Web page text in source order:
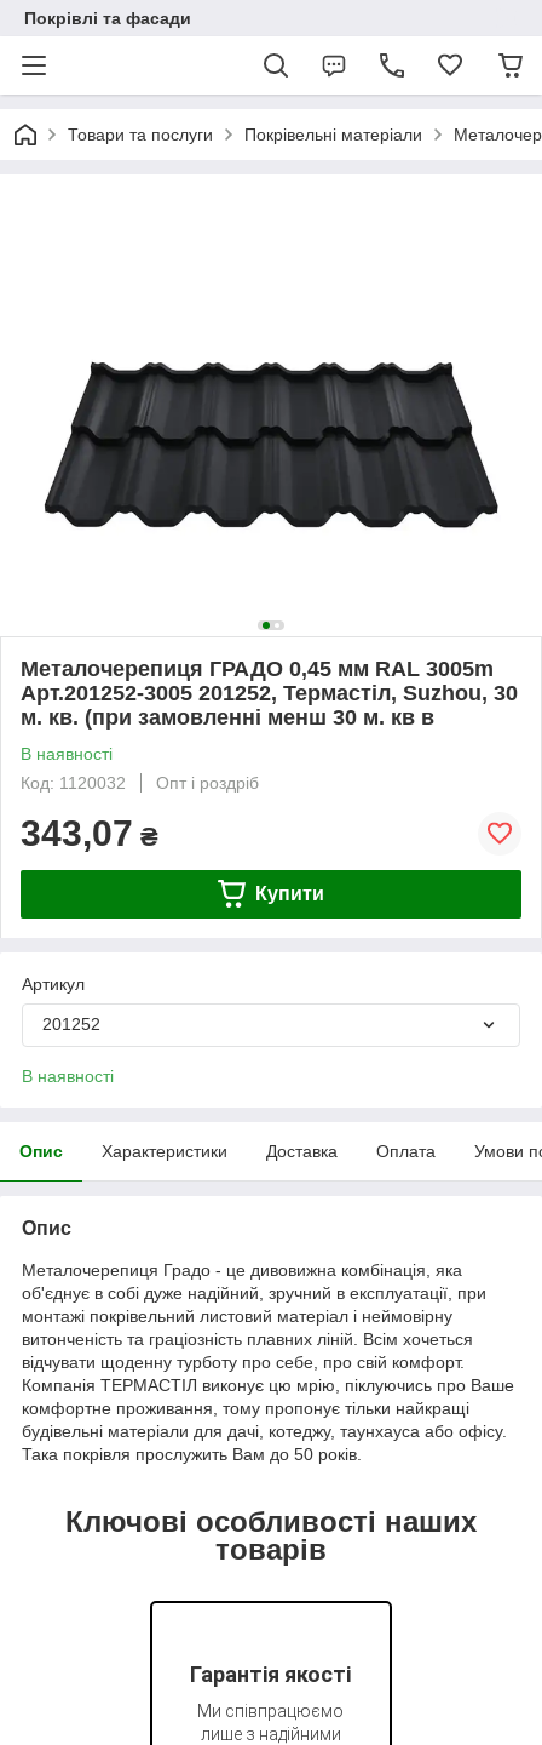
Покрівлі та фасади
Товари та послуги Покрівельні матеріали
Металочерепиця ГРАДО 0,45 мм RAL 3005m
Арт.201252-3005 201252, Термастіл, Suzhou, 30
м. кв. (при замовленні менш 30 м. кв в
В наявності
Код: 1120032
Опт і роздріб
343,07 ₴
Купити
Артикул
201252
В наявності
Опис Характеристики Доставка Оплата Умови
Опис
Металочерепиця Градо - це дивовижна комбінація, яка
об'єднує в собі дуже надійний, зручний в експлуатації, при
монтажі покрівельний листовий матеріал і неймовірну
витонченість та граціозність плавних ліній. Всім хочеться
відчувати щоденну турботу про себе, про свій комфорт.
Компанія ТЕРМАСТІЛ виконує цю мрію, піклуючись про Ваше
комфортне проживання, тому пропонує тільки найкращі
будівельні матеріали для дачі, котеджу, таунхауса або офісу.
Така покрівля прослужить Вам до 50 років.
Ключові особливості наших
товарів
Гарантія якості
Ми співпрацюємо
лише з надійними